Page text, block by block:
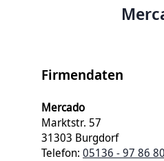
Firmendaten
Mercado
Marktstr. 57
31303 Burgdorf
Telefon: 05136 - 97 86